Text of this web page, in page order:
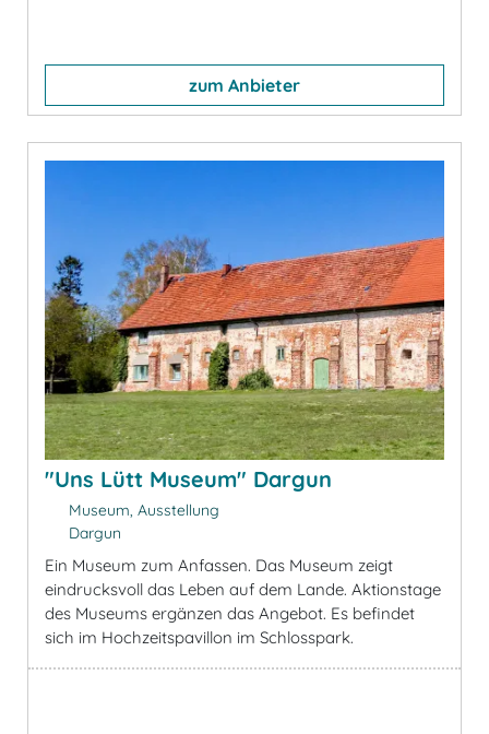
zum Anbieter
"Uns Lütt Museum" Dargun
Museum, Ausstellung
Dargun
Ein Museum zum Anfassen. Das Museum zeigt
eindrucksvoll das Leben auf dem Lande. Aktionstage
des Museums ergänzen das Angebot. Es befindet
sich im Hochzeitspavillon im Schlosspark.